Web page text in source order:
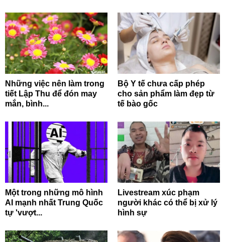
Những việc nên làm trong
tiết Lập Thu để đón may
mắn, bình...
Bộ Y tế chưa cấp phép
cho sản phẩm làm đẹp từ
tế bào gốc
Một trong những mô hình
AI mạnh nhất Trung Quốc
tự 'vượt...
Livestream xúc phạm
người khác có thể bị xử lý
hình sự